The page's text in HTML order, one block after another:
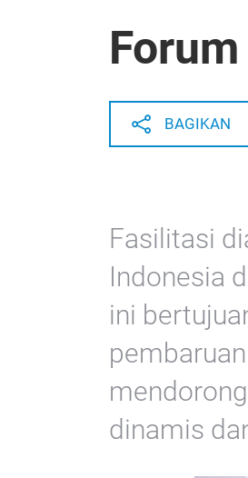
BAGIKAN
Fasilitasi
Indonesia
ini
dinamis